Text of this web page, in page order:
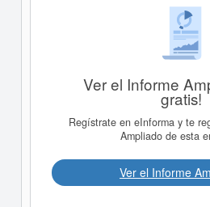
Ver el Informe
gratis!
Regístrate en eInforma y te
Ampliado de esta
Ver el Informe